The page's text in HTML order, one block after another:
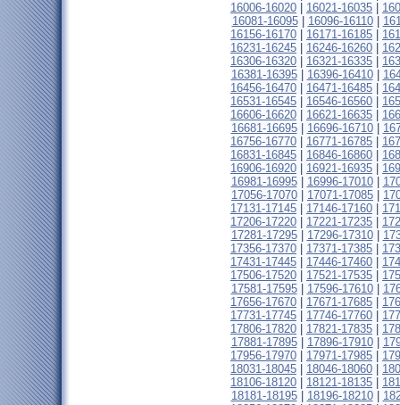
16006-16020
16021-16035
16081-16095| 16096-16110|
16156-16170
16171-16185
16231-16245
16246-16260
16306-16320
16321-16335
16381-16395| 16396-16410|
16456-16470
16471-16485
16531-16545
16546-16560
16606-16620
16621-16635
16681-16695| 16696-16710|
16756-16770
16771-16785
16831-16845
16846-16860
16906-16920
16921-16935
16981-16995| 16996-17010|
17056-17070
17071-17085
17131-17145
17146-17160
17206-17220
17221-17235
17281-17295| 17296-17310|
17356-17370
17371-17385
17431-17445
17446-17460
17506-17520
17521-17535
17581-17595| 17596-17610|
17656-17670
17671-17685
17731-17745
17746-17760
17806-17820
17821-17835
17881-17895| 17896-17910|
17956-17970
17971-17985
18031-18045
18046-18060
18106-18120
18121-18135
18181-18195| 18196-18210|